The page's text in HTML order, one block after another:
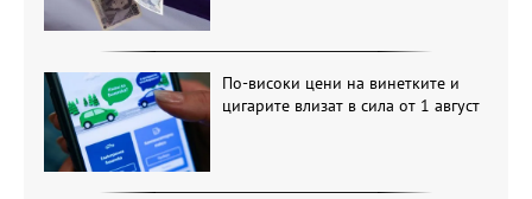
По-високи цени на винетките и
цигарите влизат в сила от 1 август